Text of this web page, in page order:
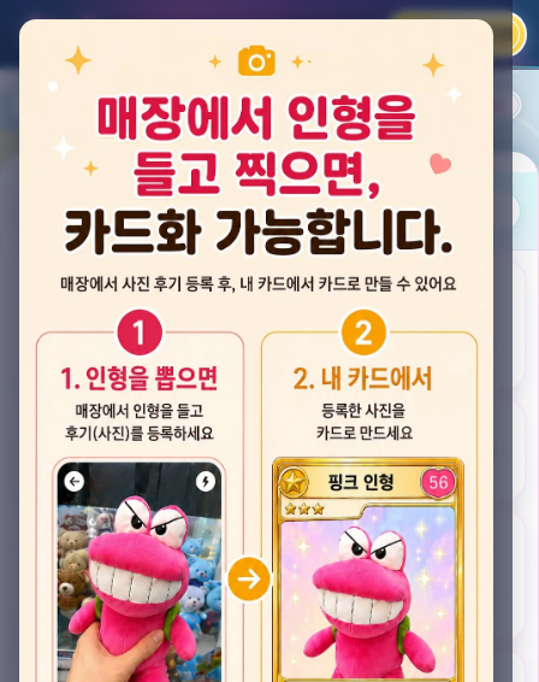
카카오 로그인
평점순 내 주변 즐겨찾기
뽑스 천안 불당점
★★★★☆ 4.2 후기 34
게임플렉스 불당동점
★★★☆☆ 2.5 후기 4
뽑기랜드
★★★★★ 4.7후기 49
픽스팟 불당점